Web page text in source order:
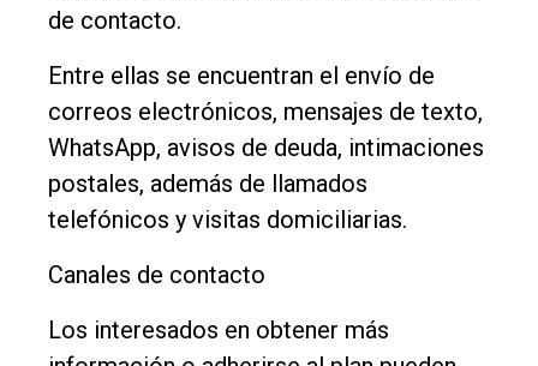
de contacto.
Entre ellas se encuentran el envío de
correos electrónicos, mensajes de texto,
WhatsApp, avisos de deuda, intimaciones
postales, además de llamados
telefónicos y visitas domiciliarias.
Canales de contacto
Los interesados en obtener más